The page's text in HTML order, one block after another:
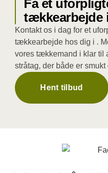
Få et
tækkearbejde
Kontakt os i dag for et
tækkearbejde hos dig i .
vores tækkemand i klar til
stråtag, der både er smukt
Hent tilbud